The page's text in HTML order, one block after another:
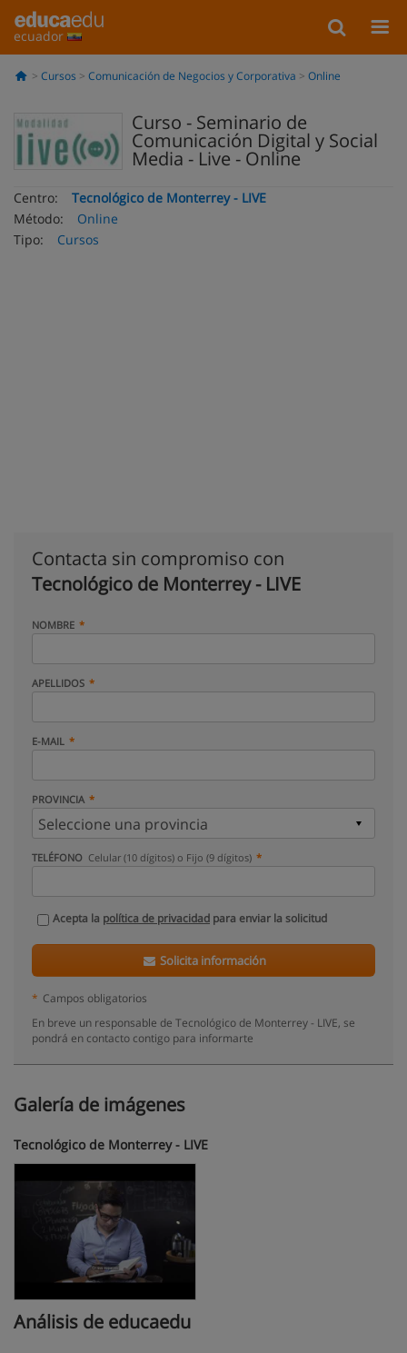
ecuador
Cursos Comunicación de Negocios y Corporativa Online
Curso - Seminario de
Comunicación Digital y Social
Media - Live - Online
Centro:
Tecnológico de Monterrey - LIVE
Método:
Online
Tipo:
Cursos
Contacta sin compromiso con
Tecnológico de Monterrey - LIVE
NOMBRE
APELLIDOS
E-MAIL
PROVINCIA
TELÉFONO Celular (10 dígitos) o Fijo (9 dígitos)
Acepta la política de privacidad para enviar la solicitud
Solicita información
* Campos obligatorios
En breve un responsable de Tecnológico de Monterrey - LIVE, se
pondrá en contacto contigo para informarte
Galería de imágenes
Tecnológico de Monterrey - LIVE
Análisis de educaedu